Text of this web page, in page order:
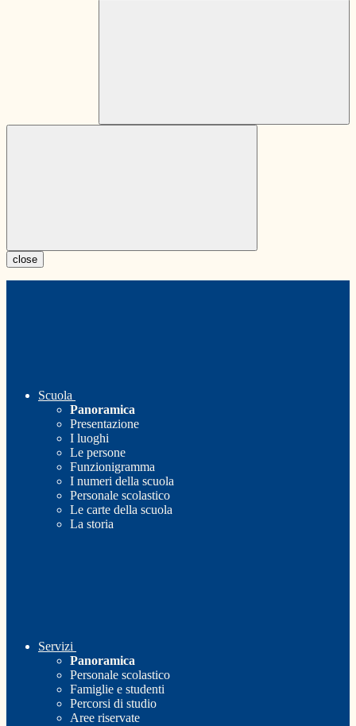
close
Scuola
Panoramica
Presentazione
I luoghi
Le persone
Funzionigramma
I numeri della scuola
Personale scolastico
Le carte della scuola
La storia
Servizi
Panoramica
Personale scolastico
Famiglie e studenti
Percorsi di studio
Aree riservate